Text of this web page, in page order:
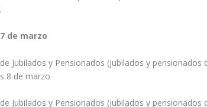
de marzo
Jubilados y Pensionados (jubilados y pensionados
8 de marzo
Jubilados y Pensionados (jubilados y pensionados